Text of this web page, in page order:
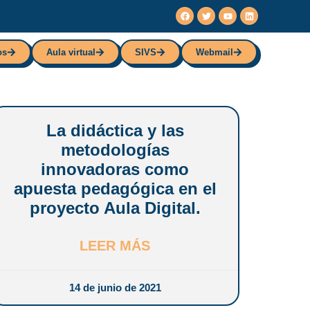
Aula virtual SIVS Webmail
Webmail
La didáctica y las
metodologías
innovadoras como
apuesta pedagógica en el
proyecto Aula Digital.
LEER MÁS
14 de junio de 2021